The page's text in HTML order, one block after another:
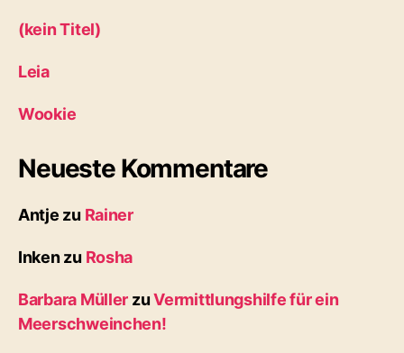
(kein Titel)
Leia
Wookie
Neueste Kommentare
Antje zu Rainer
Inkenzu Rosha
Barbara Müller zuVermittlungshilfe für ein
Meerschweinchen!